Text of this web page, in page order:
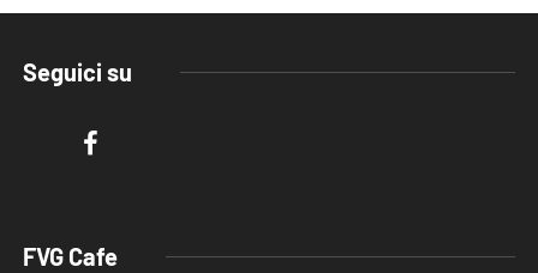
Seguici su
FVG Cafe